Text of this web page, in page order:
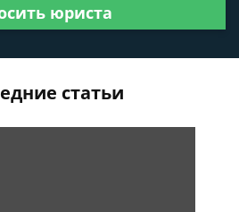
юриста
статьи